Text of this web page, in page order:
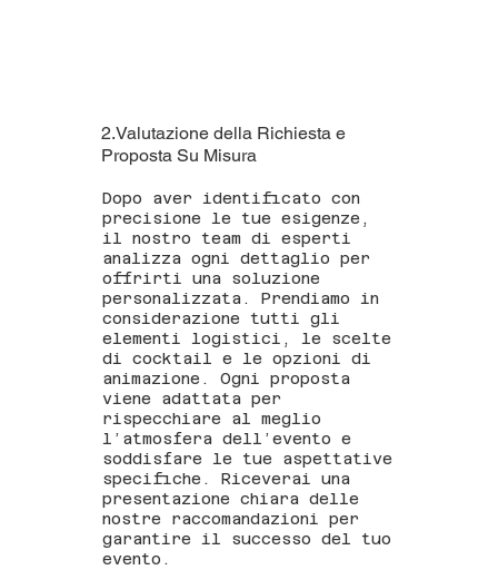
2.Valutazione della Richiesta e
Proposta Su Misura
Dopo aver identificato con
precisione le tue esigenze,
il nostro team di esperti
analizza ogni dettaglio per
offrirti una soluzione
personalizzata. Prendiamo in
considerazione tutti gli
elementi logistici, le scelte
di cocktail e le opzioni di
animazione. Ogni proposta
viene adattata per
rispecchiare al meglio
l’atmosfera dell’evento e
soddisfare le tue aspettative
specifiche. Riceverai una
presentazione chiara delle
nostre raccomandazioni per
garantire il successo del tuo
evento.